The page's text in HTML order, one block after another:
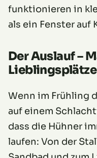
funktionieren in
als ein Fenster auf
Der Auslauf –
Wenn im Frühling
auf einem
dass die Hühner
laufen: Von der